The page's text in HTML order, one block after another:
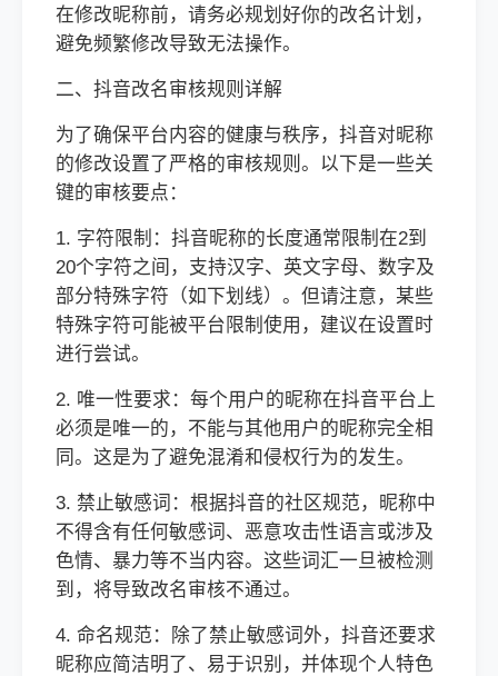
在修改昵称前，请务必规划好你的改名计划，
避免频繁修改导致无法操作。
二、抖音改名审核规则详解
为了确保平台内容的健康与秩序，抖音对昵称
的修改设置了严格的审核规则。以下是一些关
键的审核要点：
1. 字符限制：抖音昵称的长度通常限制在2到
20个字符之间，支持汉字、英文字母、数字及
部分特殊字符（如下划线）。但请注意，某些
特殊字符可能被平台限制使用，建议在设置时
进行尝试。
2. 唯一性要求：每个用户的昵称在抖音平台上
必须是唯一的，不能与其他用户的昵称完全相
同。这是为了避免混淆和侵权行为的发生。
3. 禁止敏感词：根据抖音的社区规范，昵称中
不得含有任何敏感词、恶意攻击性语言或涉及
色情、暴力等不当内容。这些词汇一旦被检测
到，将导致改名审核不通过。
4. 命名规范：除了禁止敏感词外，抖音还要求
昵称应简洁明了、易于识别，并体现个人特色